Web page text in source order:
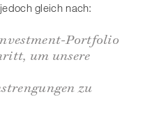
gleich nach:
Portfolio
um unsere
zu